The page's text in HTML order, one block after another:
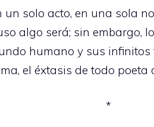
solo acto, en una sola
algo será; sin embargo,
humano y sus
el éxtasis de todo
*